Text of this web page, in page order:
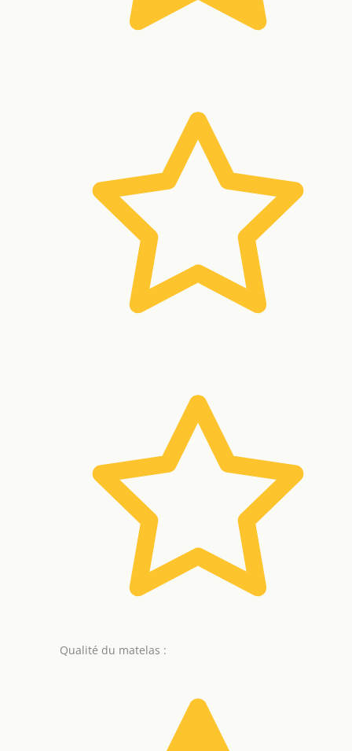
Qualité du matelas :